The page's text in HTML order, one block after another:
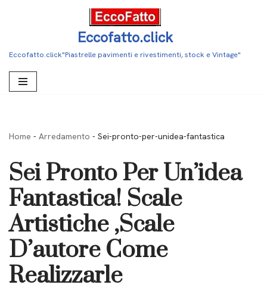
contenuto
Eccofatto.click
Eccofatto.click"Piastrelle pavimenti e rivestimenti, stock e Vintage"
Home - Arredamento - Sei-pronto-per-unidea-fantastica
Sei Pronto Per Un’idea
Fantastica! Scale
Artistiche ,Scale
D’autore Come
Realizzarle